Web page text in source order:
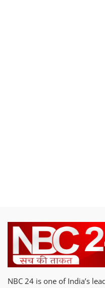
NBC 24 is one of India’s